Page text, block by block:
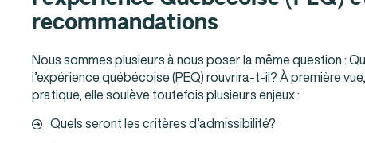
recommandations
Nous sommes plusieurs à nous poser la même question :
l’expérience québécoise (PEQ) rouvrira-t-il? À première
pratique, elle soulève toutefois plusieurs enjeux :
Quels seront les critères d’admissibilité?